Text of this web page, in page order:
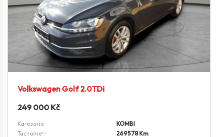
Volkswagen Golf 2.0TDi
249 000 Kč
Karoserie
KOMBI
Tachometr
269578 Km